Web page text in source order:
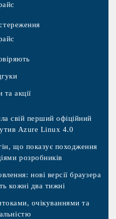
акції
свій перший офіційний
Azure Linux 4.0
що показує походження
розробників
нові версії браузера
кожні два тижні
очікуваннями та